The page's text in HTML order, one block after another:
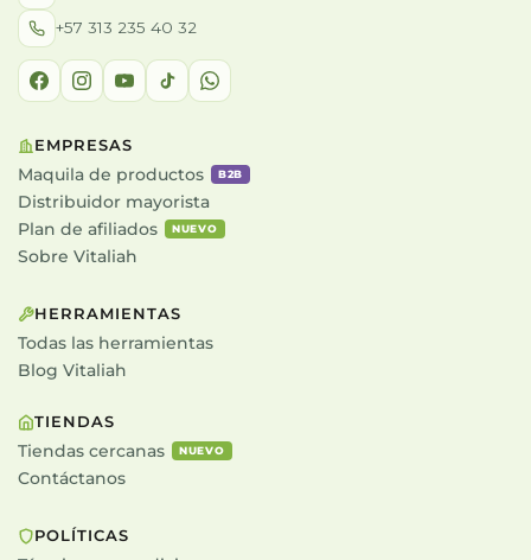
+57 313 235 40 32
EMPRESAS
Maquila de productos
B2B
Distribuidor mayorista
Plan de afiliados
NUEVO
Sobre Vitaliah
HERRAMIENTAS
Todas las herramientas
Blog Vitaliah
TIENDAS
Tiendas cercanas
NUEVO
Contáctanos
POLÍTICAS